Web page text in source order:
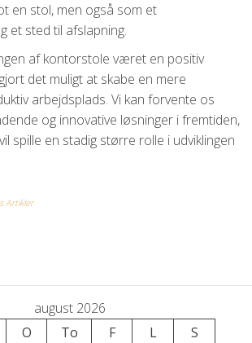
en stol, men også som et
et sted til afslapning.
af kontorstole været en positiv
det muligt at skabe en mere
arbejdsplads. Vi kan forvente os
og innovative løsninger i fremtiden,
spille en stadig større rolle i udviklingen
Artikler
august 2026
O To F L
S